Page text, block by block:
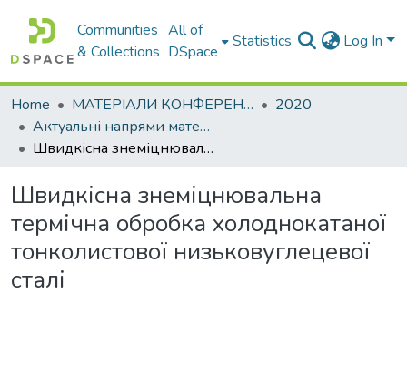
Communities
& Collections
All of
DSpace
Statistics Log In
Home МАТЕРІАЛИ КОНФЕРЕНЦІЙ
2020
Актуальні напрями матеріалознавства: збільшення ресурсу конструкцій на основі конвергенції сучасних технологій обробки матеріалів
Швидкісна знеміцнювальна термічна обробка холоднокатаної тонколистової низьковуглецевої сталі
Швидкісна знеміцнювальна
термічна обробка холоднокатаної
тонколистової низьковуглецевої
сталі